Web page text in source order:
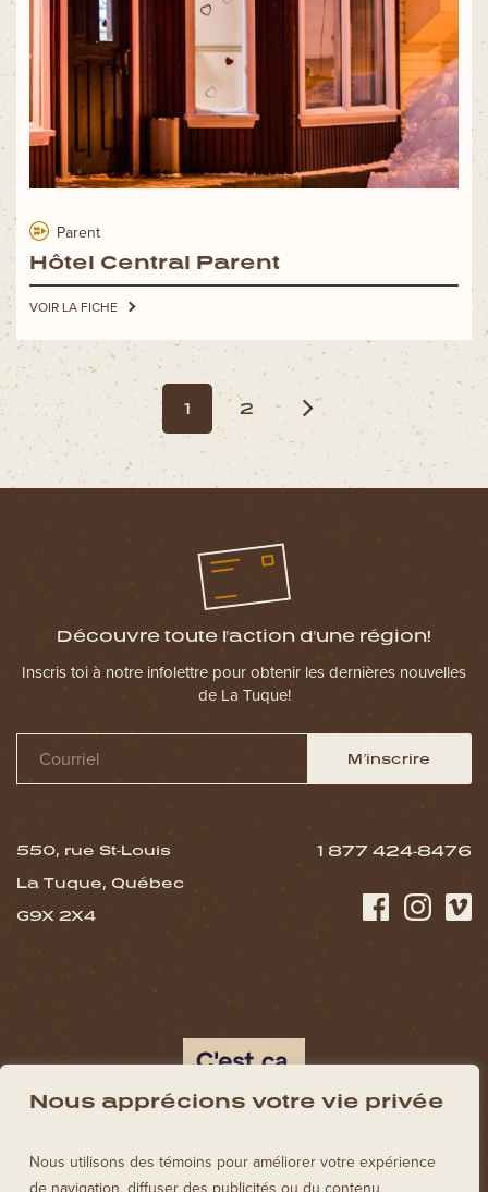
Nous apprécions votre vie privée
Nous utilisons des témoins pour améliorer votre expérience
de navigation, diffuser des publicités ou du contenu
Parent
Hôtel Central Parent
VOIR LA FICHE
1 2
Découvre toute l'action d'une région!
Inscris toi à notre infolettre pour obtenir les dernières nouvelles
de La Tuque!
M’inscrire
550, rue St-Louis
La Tuque, Québec
G9X 2X4
1 877 424-8476